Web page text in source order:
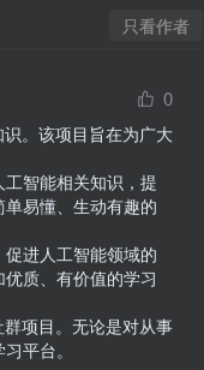
只看作者
0
。该项目旨在为广大
智能相关知识，提
易懂、生动有趣的
进人工智能领域的
质、有价值的学习
项目。无论是对从事
平台。